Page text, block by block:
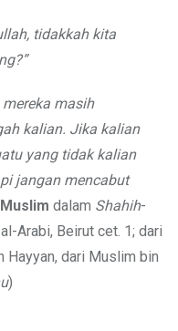
tidakkah kita
masih
kalian. Jika kalian
yang tidak kalian
jangan mencabut
dalam Shahih-
Arabi, Beirut cet. 1; dari
Hayyan, dari Muslim bin
)